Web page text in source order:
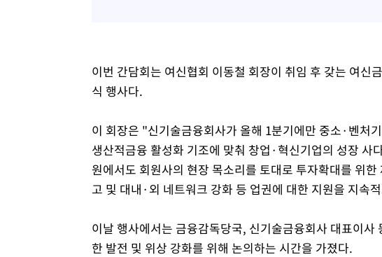
이번 간담회는 여신협회 이동철 회장이 취임 후 갖는 여신
식 행사다.
이 회장은 "신기술금융회사가 올해 1분기에만 중소·벤처
생산적금융 활성화 기조에 맞춰 창업·혁신기업의 성장
원에서도 회원사의 현장 목소리를 토대로 투자확대를 위
고 및 대내·외 네트워크 강화 등 업권에 대한 지원을 지속
이날 행사에서는 금융감독당국, 신기술금융회사 대표이
한 발전 및 위상 강화를 위해 논의하는 시간을 가졌다.